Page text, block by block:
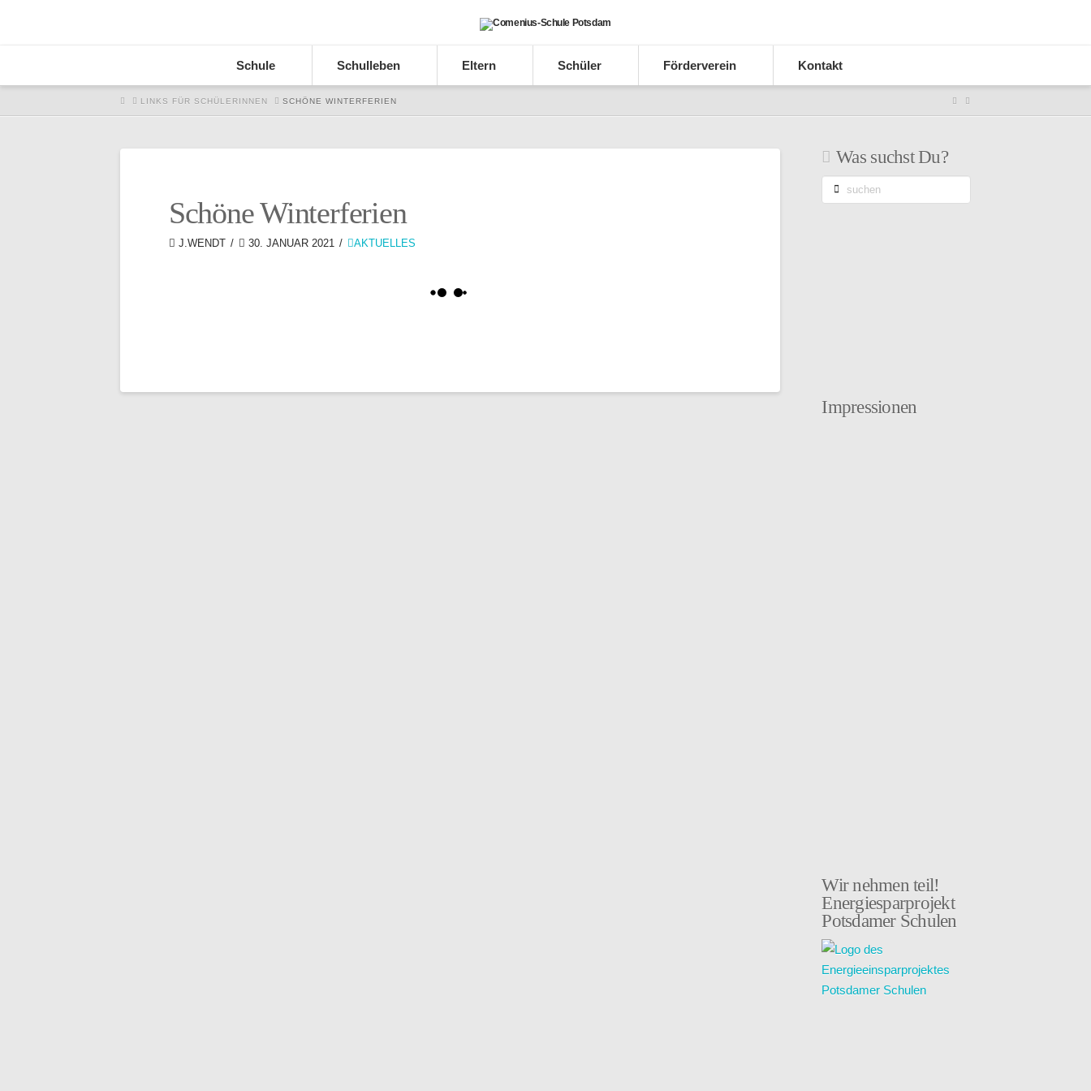
Schule Schulleben Eltern Schüler Förderverein Kontakt
HOMELINKS FÜR SCHÜLERINNEN SCHÖNE WINTERFERIEN
Schöne Winterferien
J.WENDT 30. JANUAR 2021 AKTUELLES
Was suchst Du?
suchen
Impressionen
Wir nehmen teil!
Energiesparprojekt
Potsdamer Schulen